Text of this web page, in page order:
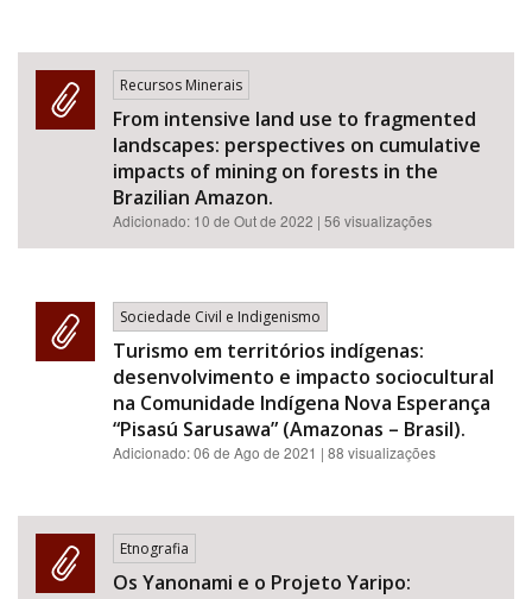
Recursos Minerais
From intensive land use to fragmented
landscapes: perspectives on cumulative
impacts of mining on forests in the
Brazilian Amazon.
Adicionado: 10 de Out de 2022 | 56 visualizações
Sociedade Civil e Indigenismo
Turismo em territórios indígenas:
desenvolvimento e impacto sociocultural
na Comunidade Indígena Nova Esperança
“Pisasú Sarusawa” (Amazonas – Brasil).
Adicionado:06 de Ago de 2021 | 88 visualizações
Etnografia
Os Yanonami e o Projeto Yaripo: